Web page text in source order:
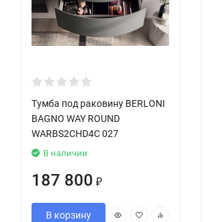
Тумба под раковину BERLONI
BAGNO WAY ROUND
WARBS2CHD4C 027
В наличии
187 800 ₽
В корзину